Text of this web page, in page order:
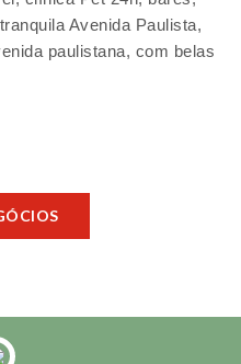
Avenida Paulista,
paulistana, com belas